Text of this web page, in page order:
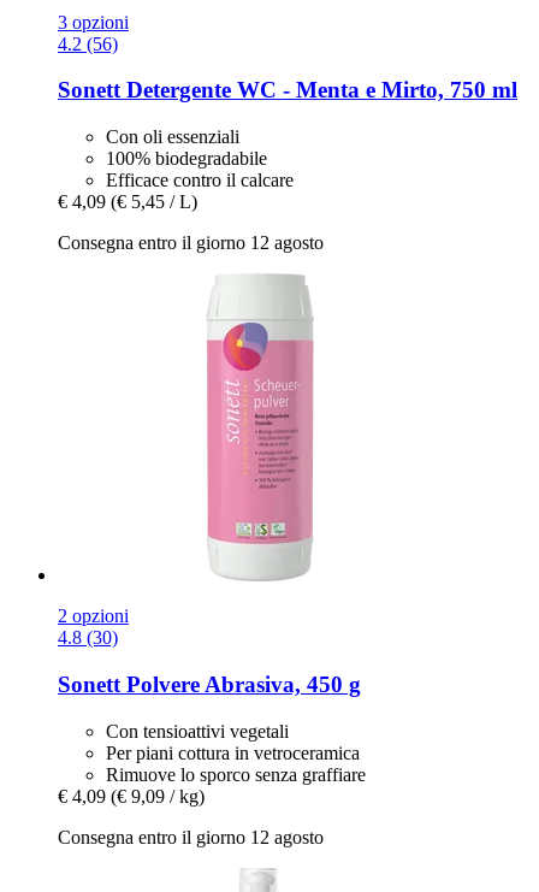
3 opzioni
4.2 (56)
SonettDetergente WC -​ Menta e Mirto, 750 ml
Con oli essenziali
100% biodegradabile
Efficace contro il calcare
€ 4,09 (€ 5,45 / L)
Consegna entro il giorno 12 agosto
2 opzioni
4.8 (30)
Sonett Polvere Abrasiva, 450 g
Con tensioattivi vegetali
Per piani cottura in vetroceramica
Rimuove lo sporco senza graffiare
€ 4,09 (€ 9,09 / kg)
Consegna entro il giorno 12 agosto